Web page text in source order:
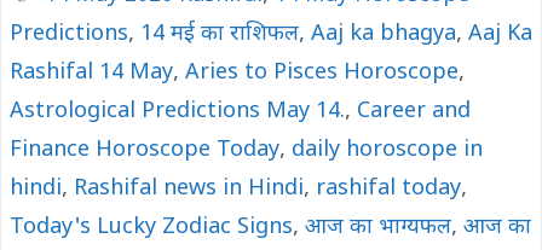
o
o
k
A
p
p
i
n
k
Predictions, 14 मई का राशिफल, Aaj ka bhagya, Aaj Ka
Rashifal 14 May, Aries to Pisces Horoscope,
Astrological Predictions May 14., Career and
Finance Horoscope Today, daily horoscope in
hindi, Rashifal news in Hindi, rashifal today,
Today's Lucky Zodiac Signs, आज का भाग्यफल, आज का